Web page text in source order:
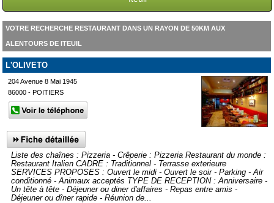
VOTRE RECHERCHE RESTAURANT DANS UN RAYON DE 50KM AUX
ALENTOURS DE ITEUIL
L'OLIVETO
204 Avenue 8 Mai 1945
86000 - POITIERS
Liste des chaînes : Pizzeria - Crêperie : Pizzeria Restaurant du monde :
Restaurant Italien CADRE : Traditionnel - Terrasse exterieure
SERVICES PROPOSES : Ouvert le midi - Ouvert le soir - Parking - Air
conditionné - Animaux acceptés TYPE DE RECEPTION : Anniversaire -
Un tête à tête - Déjeuner ou diner d'affaires - Repas entre amis -
Déjeuner ou dîner rapide - Réunion de...